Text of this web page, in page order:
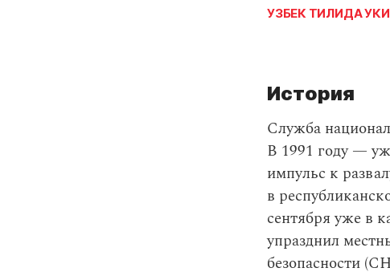
УЗБЕК ТИЛИДА
История
Служба
В 1991 году —
импульс к
в
сентября уже в
упразднил
безопасности